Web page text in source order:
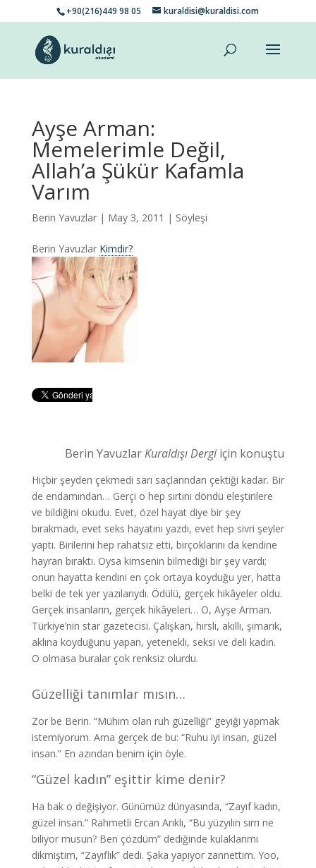
+90(216)449 98 05 kuraldisi@kuraldisi.com
Ayşe Arman:
Memelerimle Değil,
Allah’a Şükür Kafamla
Varım
Berin Yavuzlar| May 3, 2011 | Söyleşi
Berin Yavuzlar Kimdir?
Berin YavuzlarKuraldışı Dergi için konuştu
Hiçbir şeyden çekmedi sarı saçlarından çektiği kadar. Bir
de endamından… Gerçi o hep sırtını döndü eleştirilere
ve bildiğini okudu. Evet, özel hayat diye bir şey
bırakmadı, evet seks hayatını yazdı, evet hep sivri şeyler
yaptı. Birilerini hep rahatsız etti, birçoklarını da kendine
hayran bıraktı. Oysa kimsenin bilmediği bir şey vardı;
onun hayatta kendini en çok ortaya koyduğu yer, hatta
belki de tek yer yazılarıydı. Ödülü, gerçek hikâyeler oldu.
Gerçek insanların, gerçek hikâyeleri… O, Ayşe Arman.
Türkiye’nin star gazetecisi. Çalışkan, hırslı, akıllı, şımarık,
aklına koyduğunu yapan, yetenekli, seksi ve deli kadın.
O olmasa buralar çok renksiz olurdu.
Güzelliği tanımlar mısın…
Zor be Berin. “Mühim olan ruh güzelliği” geyiği yapmak
istemiyorum. Ama gerçek de bu: “Ruhu iyi insan, güzel
insan.” En azından benim için öyle.
“Güzel kadın” eşittir kime denir?
Ha bak o değişiyor. Günümüz dünyasında, “Zayıf kadın,
güzel insan.” Rahmetli Ercan Arıklı, “Bu yüzyılın sırrı ne
biliyor musun? Ben çözdüm” dediğinde kulaklarımı
dikmiştim, “Zayıflık” dedi. Şaka yapıyor zannettim. Yoo,